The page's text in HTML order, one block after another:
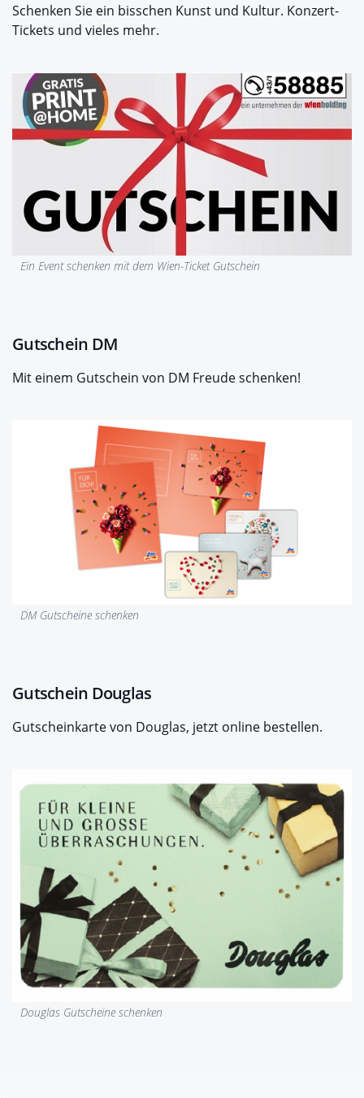
Schenken Sie ein bisschen Kunst und Kultur. Konzert-
Tickets und vieles mehr.
Ein Event schenken mit dem Wien-Ticket Gutschein
Gutschein DM
Mit einem Gutschein von DM Freude schenken!
DM Gutscheine schenken
Gutschein Douglas
Gutscheinkarte von Douglas, jetzt online bestellen.
Douglas Gutscheine schenken